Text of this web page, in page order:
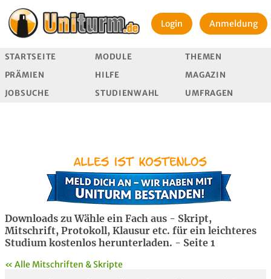
Login Anmeldung
STARTSEITE MODULE
THEMEN
PRÄMIEN
HILFE
MAGAZIN
JOBSUCHE
STUDIENWAHL UMFRAGEN
Downloads zu Wähle ein Fach aus - Skript,
Mitschrift, Protokoll, Klausur etc. für ein leichteres
Studium kostenlos herunterladen. - Seite 1
« Alle Mitschriften & Skripte